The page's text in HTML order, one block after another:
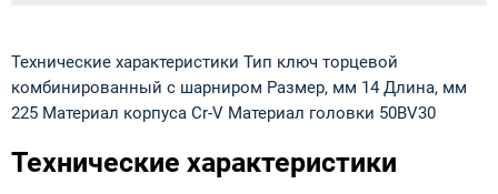
Технические характеристики Тип ключ торцевой
комбинированный с шарниром Размер, мм 14 Длина, мм
225 Материал корпуса Cr-V Материал головки 50BV30
Технические характеристики